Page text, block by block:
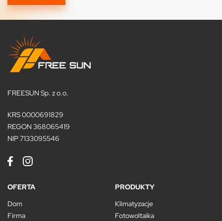
FREESUN Sp. z o.o.
KRS 0000691829
REGON 368065419
NIP 7133095546
OFERTA
Dom
Firma
PRODUKTY
Klimatyzacje
Fotowoltaika